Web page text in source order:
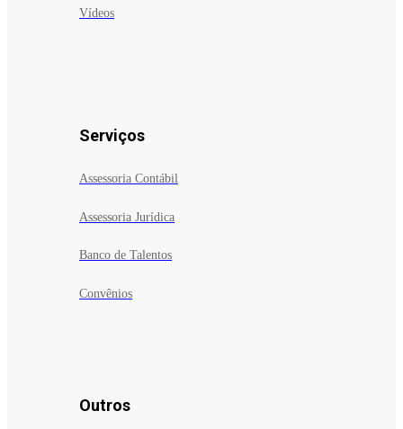
Vídeos
Serviços
Assessoria Contábil
Assessoria Jurídica
Banco de Talentos
Convênios
Outros